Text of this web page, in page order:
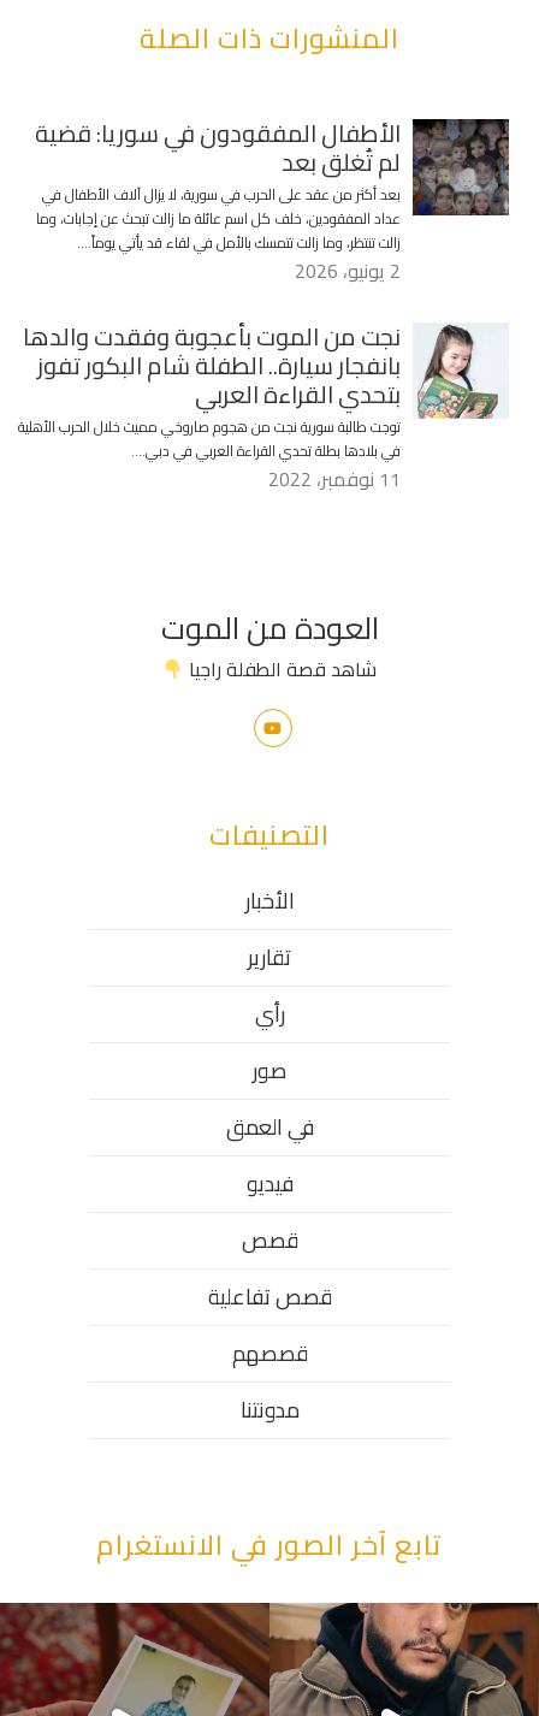
المنشورات ذات الصلة
الأطفال المفقودون في سوريا: قضية
لم تُغلق بعد
بعد أكثر من عقد على الحرب في سورية، لا يزال آلاف الأطفال في
عداد المفقودين، خلف كل اسم عائلة ما زالت تبحث عن إجابات، وما
زالت تنتظر، وما زالت تتمسك بالأمل في لقاء قد يأتي يوماً….
2 يونيو، 2026
نجت من الموت بأعجوبة وفقدت والدها
بانفجار سيارة.. الطفلة شام البكور تفوز
بتحدي القراءة العربي
توجت طالبة سورية نجت من هجوم صاروخي مميت خلال الحرب الأهلية
في بلادها بطلة تحدي القراءة العربي في دبي….
11 نوفمبر، 2022
العودة من الموت
شاهد قصة الطفلة راجيا
التصنيفات
الأخبار
تقارير
رأي
صور
في العمق
فيديو
قصص
قصص تفاعلية
قصصهم
مدونتنا
تابع آخر الصور في الانستغرام
“وقت بيمرق العيد.. ببكي.” ف